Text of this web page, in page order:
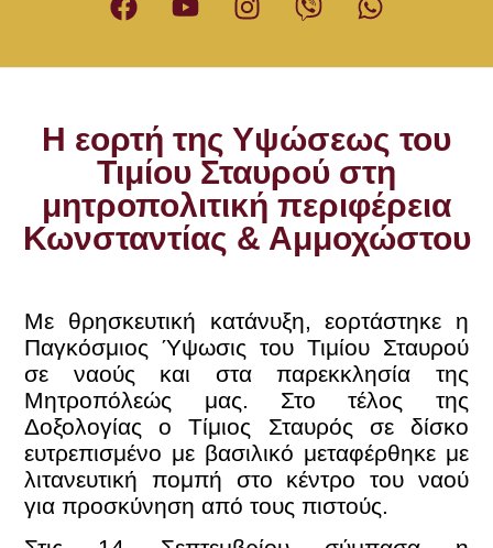
Η εορτή της Υψώσεως του
Τιμίου Σταυρού στη
μητροπολιτική περιφέρεια
Κωνσταντίας & Αμμοχώστου
Με θρησκευτική κατάνυξη, εορτάστηκε η
Παγκόσμιος Ύψωσις του Τιμίου Σταυρού
σε ναούς και στα παρεκκλησία της
Μητροπόλεώς μας. Στο τέλος της
Δοξολογίας ο Τίμιος Σταυρός σε δίσκο
ευτρεπισμένο με βασιλικό μεταφέρθηκε με
λιτανευτική πομπή στο κέντρο του ναού
για προσκύνηση από τους πιστούς.